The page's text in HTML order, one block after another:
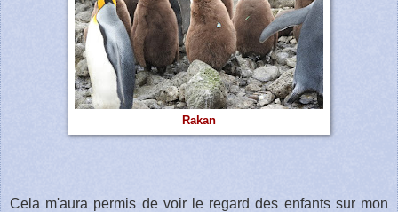
Rakan
Cela m'aura permis de voir le regard des enfants sur mon